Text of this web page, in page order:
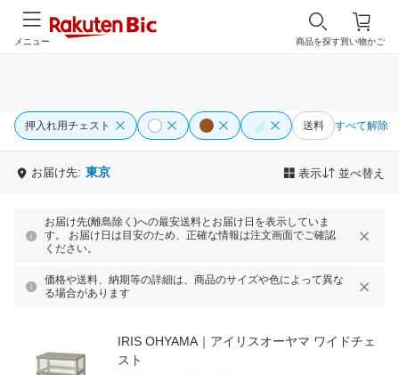
買い物かご
商品を探す
メニュー
押入れ用チェスト 送料 すべて解除
お届け先: 東京 表示 並べ替え
お届け先(離島除く)への最安送料とお届け日を表示していま
す。 お届け日は目安のため、正確な情報は注文画面でご確認
ください。
価格や送料、納期等の詳細は、商品のサイズや色によって異な
る場合があります
IRIS OHYAMA｜アイリスオーヤマ ワイドチェ
スト